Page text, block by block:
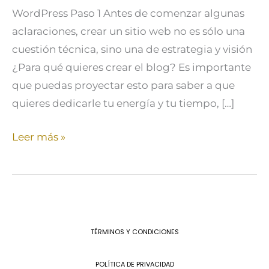
WordPress Paso 1 Antes de comenzar algunas
aclaraciones, crear un sitio web no es sólo una
cuestión técnica, sino una de estrategia y visión
¿Para qué quieres crear el blog? Es importante
que puedas proyectar esto para saber a que
quieres dedicarle tu energía y tu tiempo, […]
Leer más »
TÉRMINOS Y CONDICIONES
POLÍTICA DE PRIVACIDAD